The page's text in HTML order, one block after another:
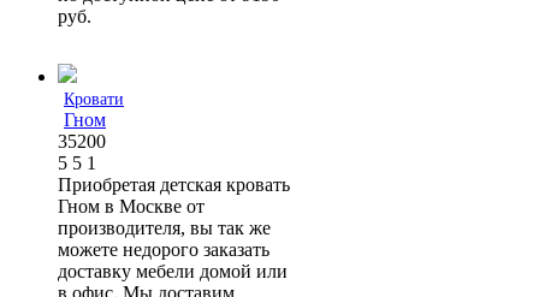
руб.
Кровати
Гном
35200
5 5 1
Приобретая детская кровать
Гном в Москве от
производителя, вы так же
можете недорого заказать
доставку мебели домой или
в офис. Мы доставим